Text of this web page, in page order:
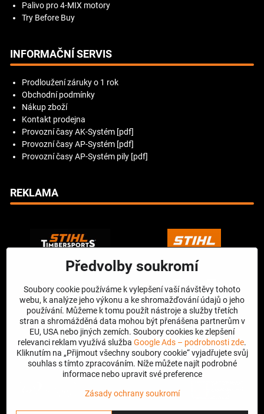
Palivo pro 4-MIX motory
Try Before Buy
INFORMAČNÍ SERVIS
Prodloužení záruky o 1 rok
Obchodní podmínky
Nákup zboží
Kontakt prodejna
Provozní časy AK-Systém [pdf]
Provozní časy AP-Systém [pdf]
Provozní časy AP-Systém pily [pdf]
REKLAMA
Předvolby soukromí
Soubory cookie používáme k vylepšení vaší návštěvy tohoto
webu, k analýze jeho výkonu a ke shromažďování údajů o jeho
používání. Můžeme k tomu použít nástroje a služby třetích
stran a shromážděná data mohou být přenášena partnerům v
EU, USA nebo jiných zemích. Soubory cookies ke zlepšení
relevanci reklam využívá služba Google Ads – podrobnosti zde.
Kliknutím na „Přijmout všechny soubory cookie“ vyjadřujete svůj
souhlas s tímto zpracováním. Níže můžete najít podrobné
informace nebo upravit své preference
Zásady ochrany soukromí